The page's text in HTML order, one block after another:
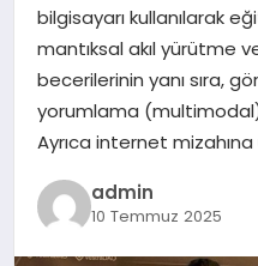
SAĞLIK
DÜNYA
EĞITIM
bilgisayarı kullanılarak
mantıksal akıl yürütme
becerilerinin yanı sıra,
yorumlama
Ayrıca internet
admin
10 Temmuz 2025